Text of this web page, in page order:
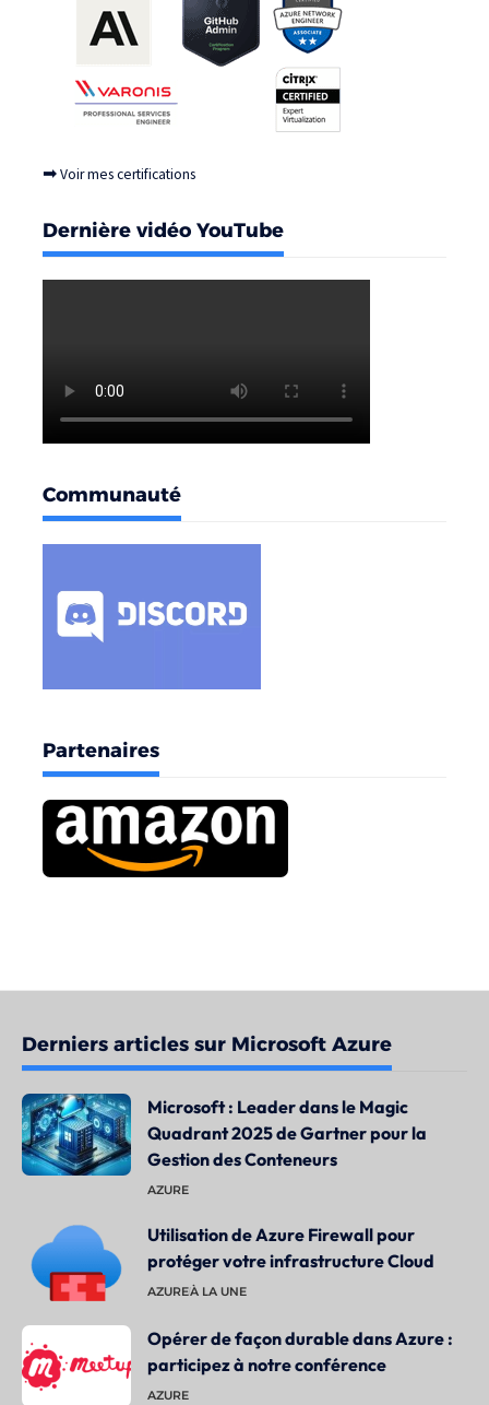
➡Voir mes certifications
Dernière vidéo YouTube
Communauté
Partenaires
Derniers articles sur Microsoft Azure
Microsoft : Leader dans le Magic
Quadrant 2025 de Gartner pour la
Gestion des Conteneurs
AZURE
Utilisation de Azure Firewall pour
protéger votre infrastructure Cloud
AZUREÀ LA UNE
Opérer de façon durable dans Azure :
participez à notre conférence
AZURE